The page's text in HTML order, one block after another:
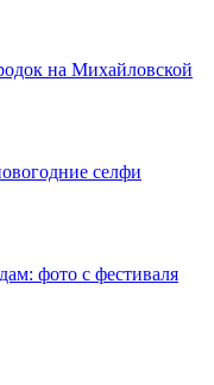
на Михайловской
селфи
фото с фестиваля